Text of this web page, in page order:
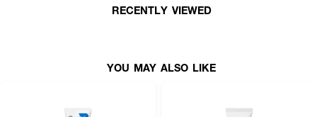
RECENTLY VIEWED
YOU MAY ALSO LIKE